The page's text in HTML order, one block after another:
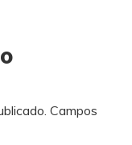
Campos